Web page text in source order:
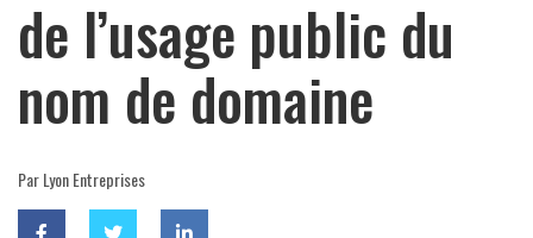
de l’usage public du
nom de domaine
Par Lyon Entreprises